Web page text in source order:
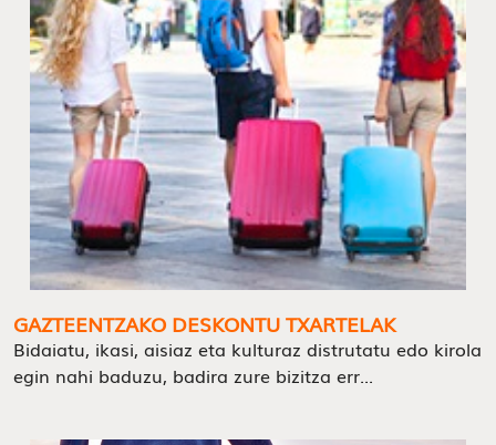
GAZTEENTZAKO DESKONTU TXARTELAK
Bidaiatu, ikasi, aisiaz eta kulturaz distrutatu edo kirola
egin nahi baduzu, badira zure bizitza err...